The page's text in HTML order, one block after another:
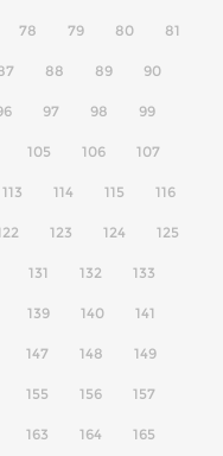
78 79 80 81
88 89 90
97 98 99
105 106 107
113 114 115 116
123 124 125
131 132 133
139 140 141
147 148 149
155 156 157
163 164 165